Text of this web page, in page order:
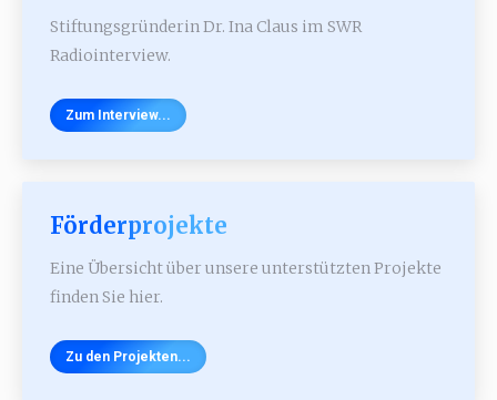
Stiftungsgründerin Dr. Ina Claus im SWR
Radiointerview.
Zum Interview...
Förderprojekte
Eine Übersicht über unsere unterstützten Projekte
finden Sie hier.
Zu den Projekten...